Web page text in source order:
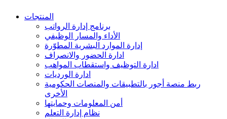
المنتجات
برنامج إدارة الرواتب
الأداء والمسار الوظيفي
إدارة الموارد البشرية المطوّرة
ادارة الحضور والانصراف
ادارة التوظيف واستقطاب المواهب
ادارة الورديات
ربط منصة أجور بالتطبيقات والمنصات الحكومية
الأخرى
أمن المعلومات وحمايتها
نظام إدارة التعلم